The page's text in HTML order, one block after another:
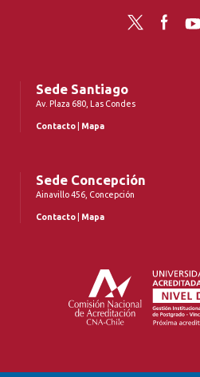
Twitter Facebook
Sede Santiago
Av. Plaza 680, Las Condes
Contacto Mapa
Sede Concepción
Ainavillo 456, Concepción
Contacto Mapa